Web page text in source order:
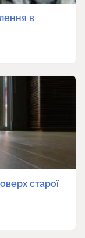
в
старої